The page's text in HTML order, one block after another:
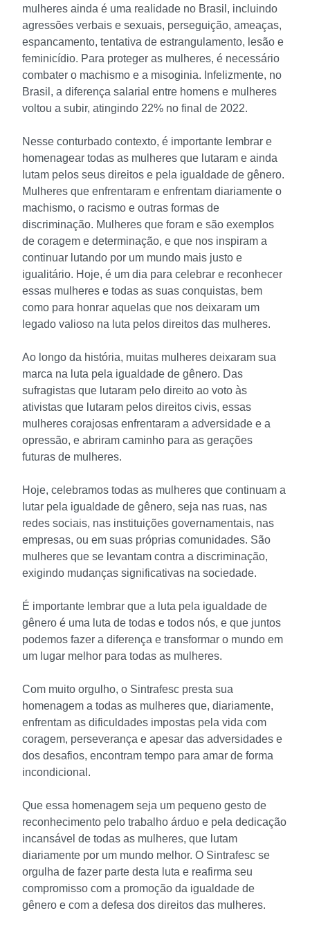
mulheres ainda é uma realidade no Brasil, incluindo
agressões verbais e sexuais, perseguição, ameaças,
espancamento, tentativa de estrangulamento, lesão e
feminicídio. Para proteger as mulheres, é necessário
combater o machismo e a misoginia. Infelizmente, no
Brasil, a diferença salarial entre homens e mulheres
voltou a subir, atingindo 22% no final de 2022.
Nesse conturbado contexto, é importante lembrar e
homenagear todas as mulheres que lutaram e ainda
lutam pelos seus direitos e pela igualdade de gênero.
Mulheres que enfrentaram e enfrentam diariamente o
machismo, o racismo e outras formas de
discriminação. Mulheres que foram e são exemplos
de coragem e determinação, e que nos inspiram a
continuar lutando por um mundo mais justo e
igualitário. Hoje, é um dia para celebrar e reconhecer
essas mulheres e todas as suas conquistas, bem
como para honrar aquelas que nos deixaram um
legado valioso na luta pelos direitos das mulheres.
Ao longo da história, muitas mulheres deixaram sua
marca na luta pela igualdade de gênero. Das
sufragistas que lutaram pelo direito ao voto às
ativistas que lutaram pelos direitos civis, essas
mulheres corajosas enfrentaram a adversidade e a
opressão, e abriram caminho para as gerações
futuras de mulheres.
Hoje, celebramos todas as mulheres que continuam a
lutar pela igualdade de gênero, seja nas ruas, nas
redes sociais, nas instituições governamentais, nas
empresas, ou em suas próprias comunidades. São
mulheres que se levantam contra a discriminação,
exigindo mudanças significativas na sociedade.
É importante lembrar que a luta pela igualdade de
gênero é uma luta de todas e todos nós, e que juntos
podemos fazer a diferença e transformar o mundo em
um lugar melhor para todas as mulheres.
Com muito orgulho, o Sintrafesc presta sua
homenagem a todas as mulheres que, diariamente,
enfrentam as dificuldades impostas pela vida com
coragem, perseverança e apesar das adversidades e
dos desafios, encontram tempo para amar de forma
incondicional.
Que essa homenagem seja um pequeno gesto de
reconhecimento pelo trabalho árduo e pela dedicação
incansável de todas as mulheres, que lutam
diariamente por um mundo melhor. O Sintrafesc se
orgulha de fazer parte desta luta e reafirma seu
compromisso com a promoção da igualdade de
gênero e com a defesa dos direitos das mulheres.